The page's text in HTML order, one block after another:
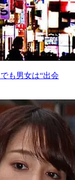
も男女は“出会